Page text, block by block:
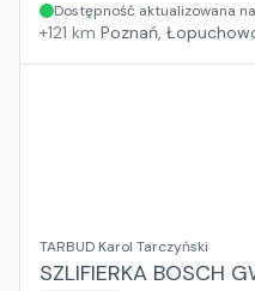
Dostępność aktualizowana
+121 km Poznań,
TARBUD Karol Tarczyński
SZLIFIERKA BOSCH